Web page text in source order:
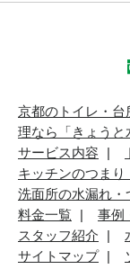
京都のトイレ・台
理なら「きょうと
サービス内容
キッチンのつまり
洗面所の水漏れ・
料金一覧
事例
スタッフ紹介
サイトマップ